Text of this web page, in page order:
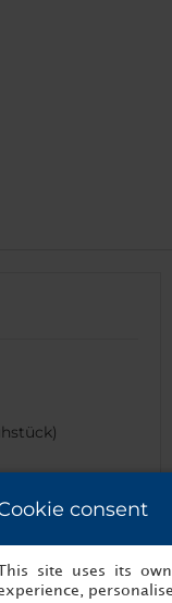
Rezeption
consent
site uses its